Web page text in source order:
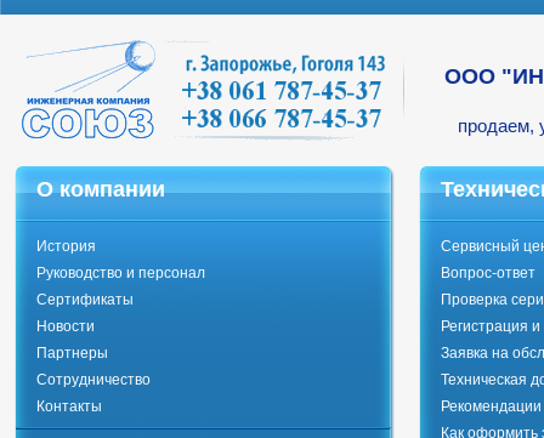
ООО
продаем,
О компании
История
Руководство и персонал
Сертификаты
Новости
Партнеры
Сотрудничество
Контакты
Сервисный
Вопрос-ответ
Проверка
Регистрация
Заявка на
Техническая
Как оформить